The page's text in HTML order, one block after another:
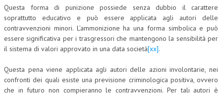
Questa forma di punizione possiede senza dubbio il carattere
soprattutto educativo e può essere applicata agli autori delle
contravvenzioni minori. L’ammonizione ha una forma simbolica e può
essere significativa per i trasgressori che mantengono la sensibilità per
il sistema di valori approvato in una data società[xx].
Questa pena viene applicata agli autori delle azioni involontarie, nei
confronti dei quali esiste una previsione criminologica positiva, ovvero
che in futuro non compieranno le contravvenzioni. Per tali autori è